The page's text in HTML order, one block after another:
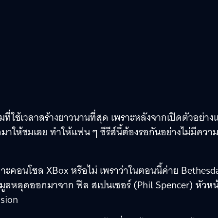
ใช้เวลาสร้างยาวนานที่สุด เพราะหลังจากเปิดตัวอย่าง
าให้ชมเลย ทำให้แฟน ๆ ซีรีส์นี้ต้องรอกันอย่างไม่มีความ
คอนโซล XBox หรือไม่ เพราว่าในตอนนี้ค่าย
หลุดออกมาจาก ฟิล สเปนเซอร์ (Phil Spencer) หัวห